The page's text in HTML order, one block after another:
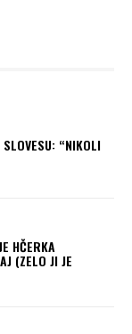
“NIKOLI
HČERKA
(ZELO JI JE